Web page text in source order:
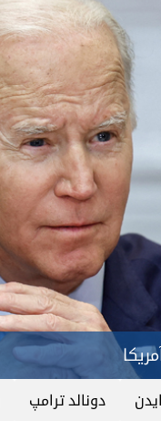
دونالد ترامپ